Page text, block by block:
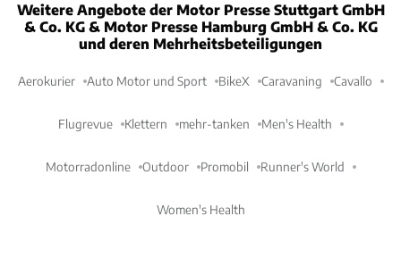
Weitere Angebote der Motor Presse Stuttgart GmbH
& Co. KG & Motor Presse Hamburg GmbH & Co. KG
und deren Mehrheitsbeteiligungen
Aerokurier Auto Motor und Sport BikeX Caravaning Cavallo
Flugrevue Klettern mehr-tanken Men's Health
Motorradonline Outdoor Promobil Runner's World
Women's Health